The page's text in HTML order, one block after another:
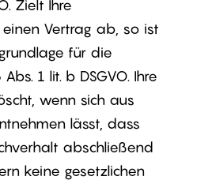
Zielt Ihre
Vertrag ab, so ist
für die
1 lit. b DSGVO. Ihre
wenn sich aus
lässt, dass
abschließend
keine gesetzlichen